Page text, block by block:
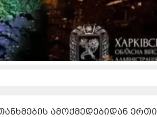
ამოქმედებიდან ერთი